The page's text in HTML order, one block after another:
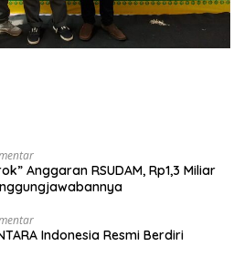
Anggaran RSUDAM, Rp1,3 Miliar
Indonesia Resmi Berdiri